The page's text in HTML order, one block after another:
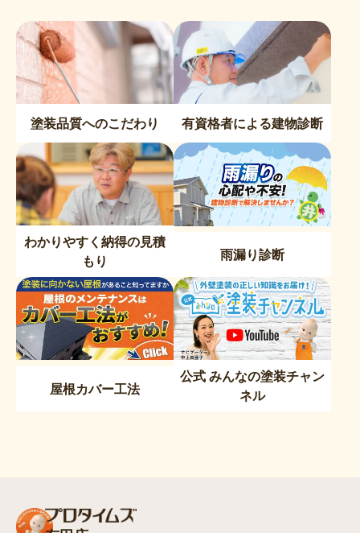
塗装品質へのこだわり 有資格者による建物診断
わかりやすく納得の見積
もり
雨漏り診断
屋根カバー工法
公式 みんなの塗装チャン
ネル